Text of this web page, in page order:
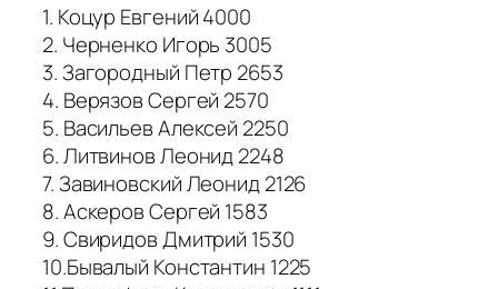
1. Коцур Евгений 4000
2. Черненко Игорь 3005
3. Загородный Петр 2653
4. Верязов Сергей 2570
5. Васильев Алексей 2250
6. Литвинов Леонид 2248
7. Завиновский Леонид 2126
8. Аскеров Сергей 1583
9. Свиридов Дмитрий 1530
10.Бывалый Константин 1225